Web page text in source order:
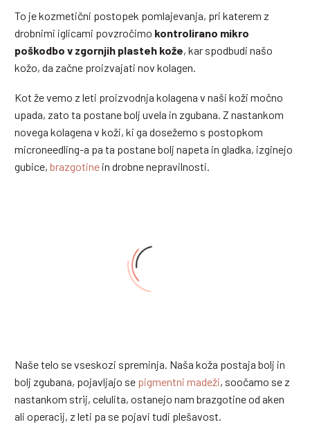
To je kozmetični postopek pomlajevanja, pri katerem z
drobnimi iglicami povzročimo kontrolirano mikro
poškodbo v zgornjih plasteh kože, kar spodbudi našo
kožo, da začne proizvajati nov kolagen.
Kot že vemo z leti proizvodnja kolagena v naši koži močno
upada, zato ta postane bolj uvela in zgubana. Z nastankom
novega kolagena v koži, ki ga dosežemo s postopkom
microneedling-a pa ta postane bolj napeta in gladka, izginejo
gubice, brazgotine in drobne nepravilnosti.
0
MICRONEEDLINGOV
Naše telo se vseskozi spreminja. Naša koža postaja bolj in
bolj zgubana, pojavljajo se pigmentni madeži, soočamo se z
nastankom strij, celulita, ostanejo nam brazgotine od aken
ali operacij, z leti pa se pojavi tudi plešavost.